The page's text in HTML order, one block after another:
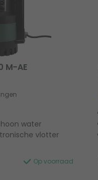
M-AE
water
vlotter
Op voorraad